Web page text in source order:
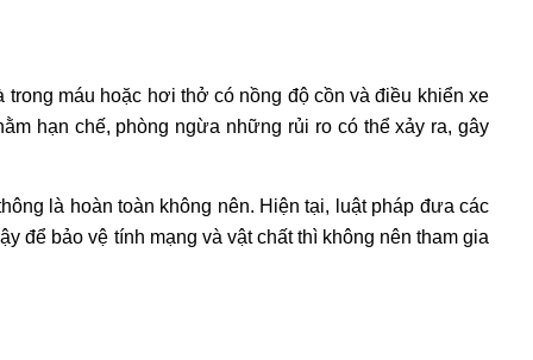
trong máu hoặc hơi thở có nồng độ cồn và điều khiển xe
hạn chế, phòng ngừa những rủi ro có thể xảy ra, gây
là hoàn toàn không nên. Hiện tại, luật pháp đưa các
để bảo vệ tính mạng và vật chất thì không nên tham gia